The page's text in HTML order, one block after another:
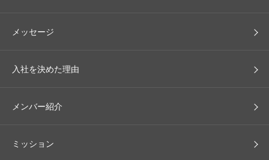
メッセージ
入社を決めた理由
メンバー紹介
ミッション